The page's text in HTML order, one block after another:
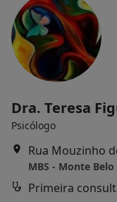
Dra. Teresa
Psicólogo
Rua Mouzinho
MBS - Monte Belo
Primeira